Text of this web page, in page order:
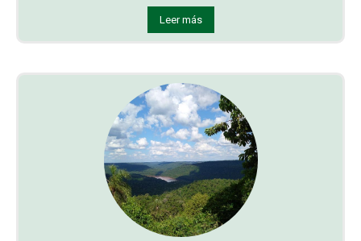
Leer más